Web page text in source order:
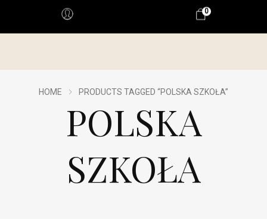
0
POLSKA
SZKOŁA
HOME PRODUCTS TAGGED “POLSKA SZKOŁA”